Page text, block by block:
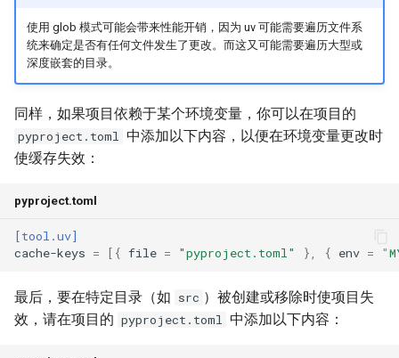
使用 glob 模式可能会带来性能开销，因为 uv 可能需要遍历文件系
统来确定是否有任何文件发生了更改。而这又可能需要遍历大型或
深度嵌套的目录。
同样，如果项目依赖于某个环境变量，你可以在项目的
pyproject.toml 中添加以下内容，以便在环境变量更改时
使缓存失效：
pyproject.toml
[tool.uv]
cache-keys = [{ file = "pyproject.toml" }, { env =
最后，要在特定目录（如 src ）被创建或移除时使项目失
效，请在项目的 pyproject.toml 中添加以下内容：